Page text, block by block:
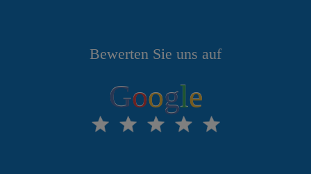
Bewerten Sie uns auf
Google